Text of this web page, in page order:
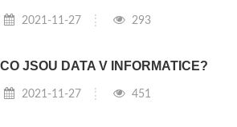
2021-11-27 293
CO JSOU DATA V INFORMATICE?
2021-11-27 451